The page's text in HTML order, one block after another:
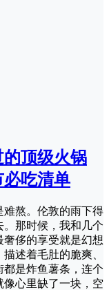
顶级火锅
必吃清单
难熬。伦敦的雨下得
那时候，我和几个
侈的享受就是幻想
述着毛肚的脆爽、
是炸鱼薯条，连个
心里缺了一块，空